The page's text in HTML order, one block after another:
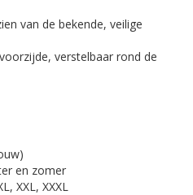
van de bekende, veilige
verstelbaar rond de
en zomer
XXL, XXXL